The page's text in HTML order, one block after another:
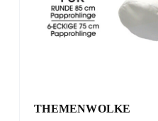
THEMENWOLKE